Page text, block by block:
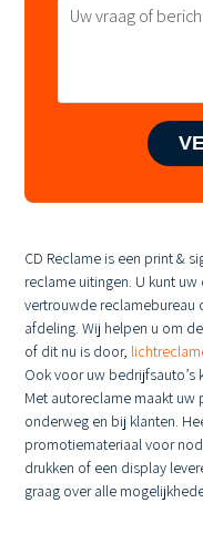
CD Reclame is een print &
reclame uitingen. U kunt
vertrouwde reclamebureau
afdeling. Wij helpen u om
of dit nu is door,
Ook voor uw bedrijfsauto’s
Met autoreclame maakt uw
onderweg en bij klanten.
promotiemateriaal voor
drukken of een display
graag over alle